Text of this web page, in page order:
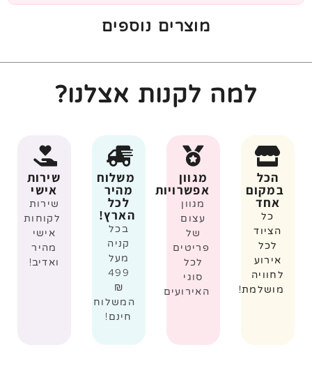
מוצרים נוספים
למה לקנות אצלנו?
הכל
במקום
אחד
כל
הציוד
לכל
אירוע
לחוויה
מושלמת!
מגוון
אפשרויות
מגוון
עצום
של
פריטים
לכל
סוגי
האירועים
משלוח
מהיר
לכל
הארץ!
בכל
קניה
מעל
499
₪
המשלוח
חינם!
שירות
אישי
שירות
לקוחות
אישי
מהיר
ואדיב!